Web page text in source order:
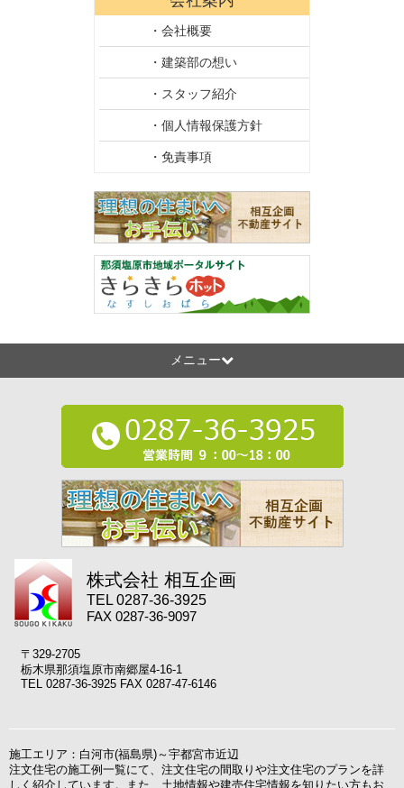
・会社概要
・建築部の想い
・スタッフ紹介
・個人情報保護方針
・免責事項
メニュー
株式会社 相互企画
TEL 0287-36-3925
FAX 0287-36-9097
〒329-2705
栃木県那須塩原市南郷屋4-16-1
TEL 0287-36-3925 FAX 0287-47-6146
施工エリア：白河市(福島県)～宇都宮市近辺
注文住宅の施工例一覧にて、注文住宅の間取りや注文住宅のプランを詳
しく紹介しています。また、土地情報や建売住宅情報を知りたい方もお